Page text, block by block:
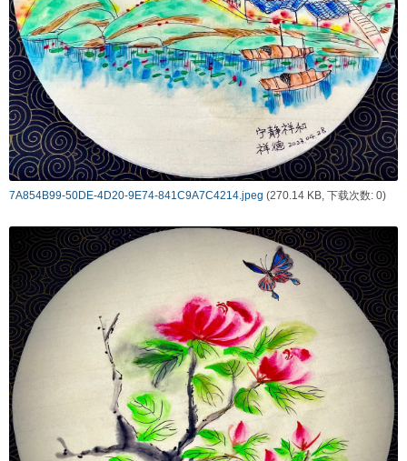
7A854B99-50DE-4D20-9E74-841C9A7C4214.jpeg (270.14 KB, 下载次数: 0)